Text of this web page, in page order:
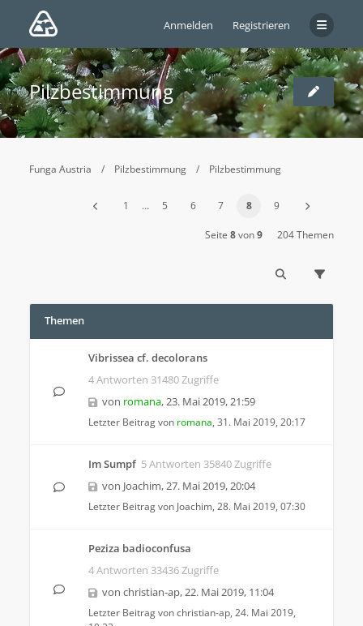
Anmelden Registrieren
Pilzbestimmung
Funga Austria Pilzbestimmung Pilzbestimmung
1 … 5 6 7 8 9
Seite 8von9 204 Themen
Themen
Vibrissea cf. decolorans
4 Antworten 31480 Zugriffe
von romana,23. Mai 2019, 21:59
Letzter Beitrag von romana, 31. Mai 2019, 20:17
Im Sumpf 5 Antworten 35840 Zugriffe
von Joachim,27. Mai 2019, 20:04
Letzter Beitrag von Joachim, 28. Mai 2019, 07:30
Peziza badioconfusa
4 Antworten 33436 Zugriffe
von christian-ap,22. Mai 2019, 11:04
Letzter Beitrag vonchristian-ap, 24. Mai 2019,